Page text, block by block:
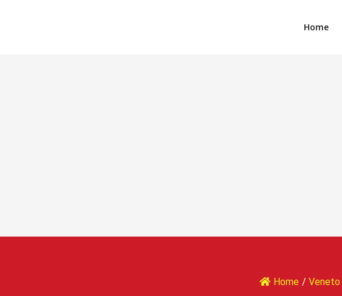
Home
Home / Veneto